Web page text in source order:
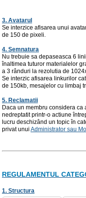
3. Avatarul
Se interzice afisarea unui
de 150 de pixeli.
4. Semnatura
Nu trebuie sa depaseasca 6
înaltimea tuturor materialelor
a 3 rânduri la rezolutia de
Se interzic afisarea linkurilor
de 150kb, mesajelor cu limbaj
5. Reclamatii
Daca un membru considera
nedreptatit printr-o actiune
lucru deschizând un topic în
privat unui Administrator sau
REGULAMENTUL
1. Structura